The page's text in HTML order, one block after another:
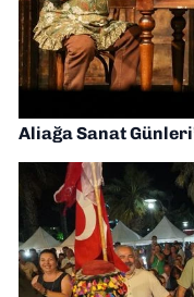
Aliağa Sanat